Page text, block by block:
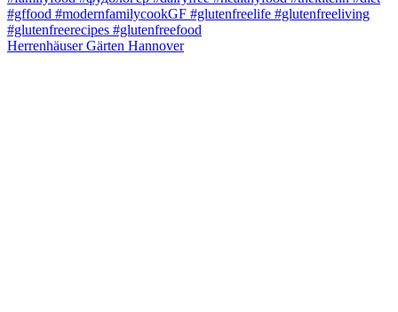
Herrenhäuser Gärten Hannover